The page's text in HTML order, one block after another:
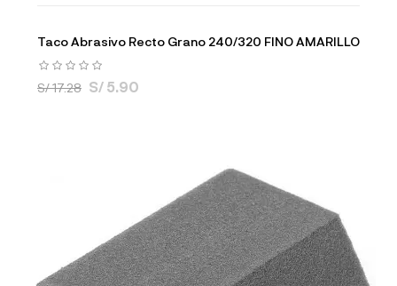
Taco Abrasivo Recto Grano 240/320 FINO AMARILLO
S/ 17.28 S/ 5.90